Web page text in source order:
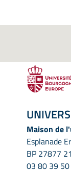
Maison de
Esplanade
BP 27877
03 80 39